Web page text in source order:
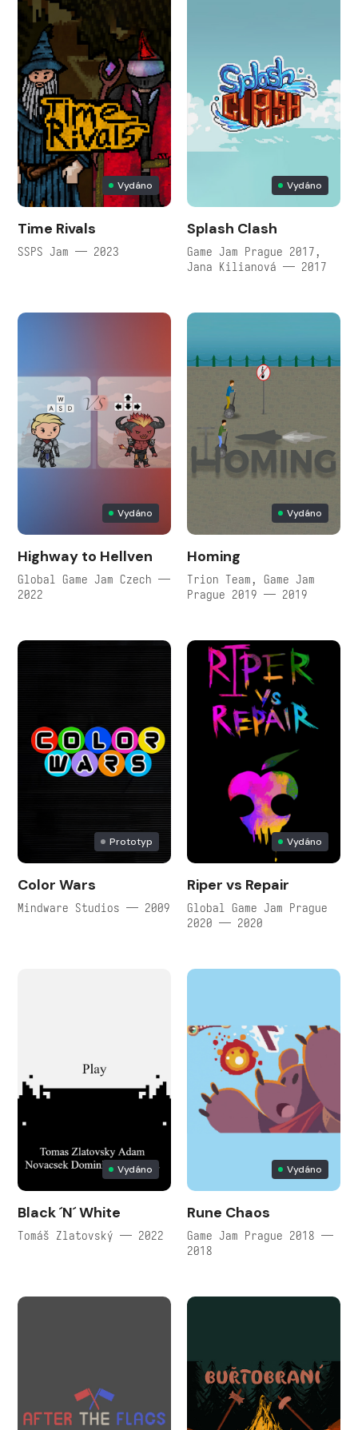
Vydáno
Time Rivals
SSPS Jam — 2023
Vydáno
Splash Clash
Game Jam Prague 2017,
Jana Kilianová — 2017
Vydáno
Highway to Hellven
Global Game Jam Czech —
2022
Vydáno
Homing
Trion Team, Game Jam
Prague 2019 — 2019
Prototyp
Color Wars
Mindware Studios — 2009
Vydáno
Riper vs Repair
Global Game Jam Prague
2020 — 2020
Vydáno
Black ´N´ White
Tomáš Zlatovský — 2022
Vydáno
Rune Chaos
Game Jam Prague 2018 —
2018